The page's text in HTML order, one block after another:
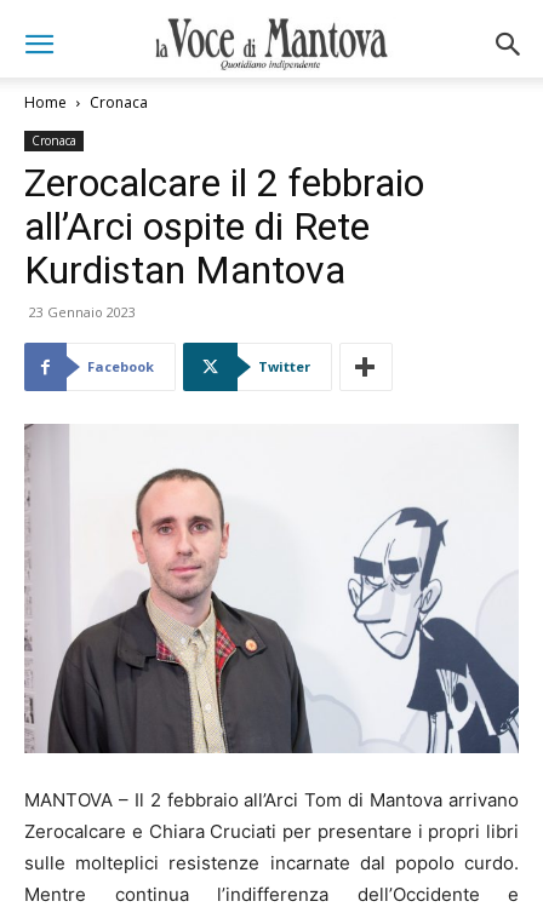
Home Cronaca
Cronaca
Zerocalcare il 2 febbraio
all’Arci ospite di Rete
Kurdistan Mantova
23 Gennaio 2023
Facebook Twitter
MANTOVA – Il 2 febbraio all’Arci Tom di Mantova arrivano
Zerocalcare e Chiara Cruciati per presentare i propri libri
sulle molteplici resistenze incarnate dal popolo curdo.
Mentre continua l’indifferenza dell’Occidente e